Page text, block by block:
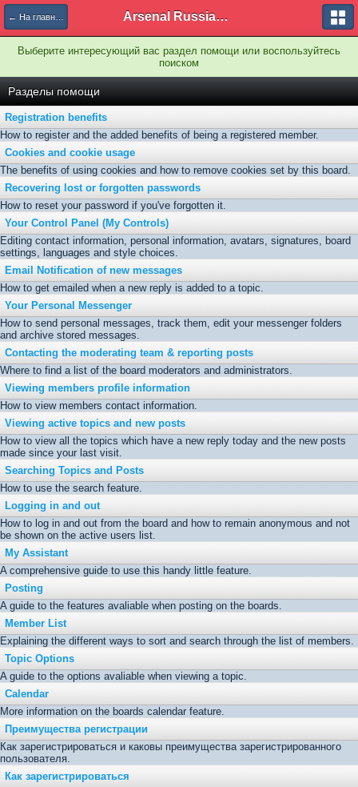
← На главную Arsenal Russian Speaking Supporters Club
Выберите интересующий вас раздел помощи или воспользуйтесь
поиском
Разделы помощи
Registration benefits
How to register and the added benefits of being a registered member.
Cookies and cookie usage
The benefits of using cookies and how to remove cookies set by this board.
Recovering lost or forgotten passwords
How to reset your password if you've forgotten it.
Your Control Panel (My Controls)
Editing contact information, personal information, avatars, signatures, board
settings, languages and style choices.
Email Notification of new messages
How to get emailed when a new reply is added to a topic.
Your Personal Messenger
How to send personal messages, track them, edit your messenger folders
and archive stored messages.
Contacting the moderating team & reporting posts
Where to find a list of the board moderators and administrators.
Viewing members profile information
How to view members contact information.
Viewing active topics and new posts
How to view all the topics which have a new reply today and the new posts
made since your last visit.
Searching Topics and Posts
How to use the search feature.
Logging in and out
How to log in and out from the board and how to remain anonymous and not
be shown on the active users list.
My Assistant
A comprehensive guide to use this handy little feature.
Posting
A guide to the features avaliable when posting on the boards.
Member List
Explaining the different ways to sort and search through the list of members.
Topic Options
A guide to the options avaliable when viewing a topic.
Calendar
More information on the boards calendar feature.
Преимущества регистрации
Как зарегистрироваться и каковы преимущества зарегистрированного
пользователя.
Как зарегистрироваться